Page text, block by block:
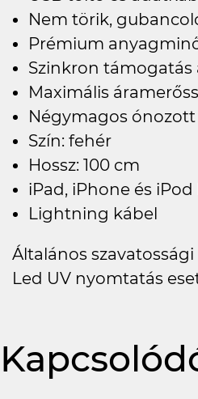
Nem törik,
Prémium
Szinkron támogatás
Maximális
Négymagos
Szín: fehér
Hossz: 100 cm
iPad, iPhone és
Lightning kábel
Általános
Led UV nyomtatás